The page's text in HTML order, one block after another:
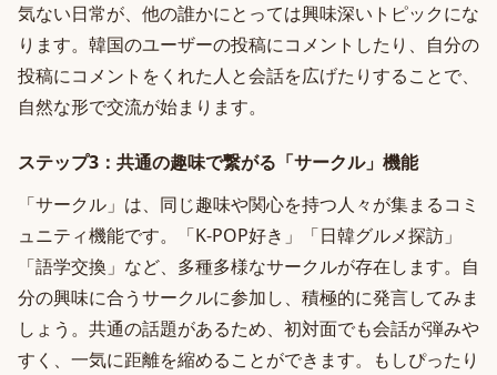
気ない日常が、他の誰かにとっては興味深いトピックにな
ります。韓国のユーザーの投稿にコメントしたり、自分の
投稿にコメントをくれた人と会話を広げたりすることで、
自然な形で交流が始まります。
ステップ3：共通の趣味で繋がる「サークル」機能
「サークル」は、同じ趣味や関心を持つ人々が集まるコミ
ュニティ機能です。「K-POP好き」「日韓グルメ探訪」
「語学交換」など、多種多様なサークルが存在します。自
分の興味に合うサークルに参加し、積極的に発言してみま
しょう。共通の話題があるため、初対面でも会話が弾みや
すく、一気に距離を縮めることができます。もしぴったり